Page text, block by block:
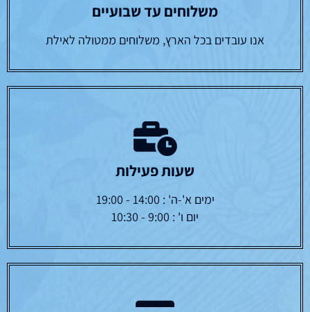
משלוחים עד שבועיים
אנו עובדים בכל הארץ, משלוחים ממטולה לאילת
שעות פעילות
ימים א'-ה' : 14:00 - 19:00
יום ו' : 9:00 - 10:30